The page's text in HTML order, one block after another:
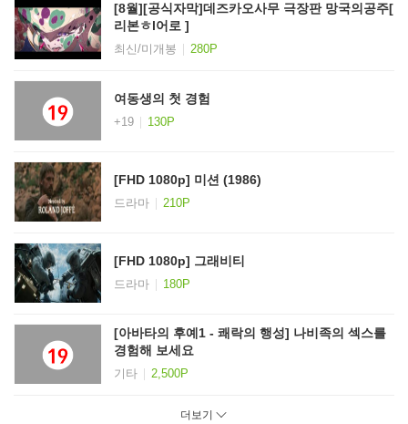
[8월][공식자막]데즈카오사무 극장판 망국의공주[
리본ㅎl어로 ]
최신/미개봉 280P
여동생의 첫 경험
+19 130P
[FHD 1080p] 미션 (1986)
드라마 210P
[FHD 1080p] 그래비티
드라마 180P
[아바타의 후예1 - 쾌락의 행성] 나비족의 섹스를
경험해 보세요
기타 2,500P
더보기